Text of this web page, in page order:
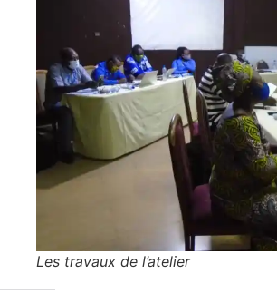
Les travaux de l’atelier